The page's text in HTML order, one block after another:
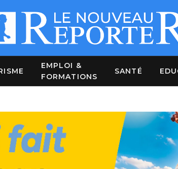
EMPLOI &
FORMATIONS
SANTÉ